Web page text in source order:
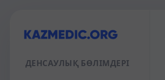
ДЕНСАУЛЫҚ БӨЛІМДЕРІ